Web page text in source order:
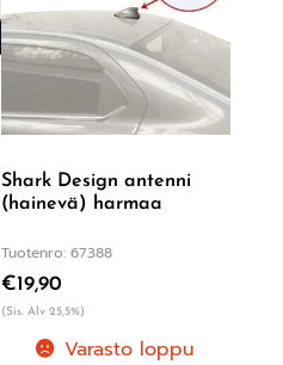
Shark Design antenni
(hainevä) harmaa
Tuotenro: 67388
€19,90
(Sis. Alv 25,5%)
Varasto loppu